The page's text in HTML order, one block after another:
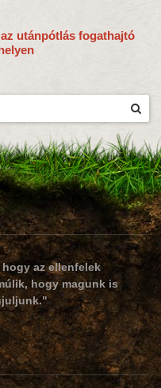
utánpótlás fogathajtó
az ellenfelek
hogy magunk is